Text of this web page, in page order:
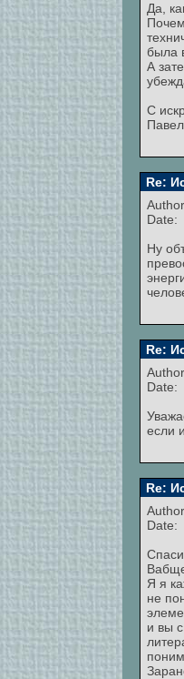
Да,
была
А
С
Павел.
Re:
Date:
Ну
Re:
Date:
если
Re:
Date:
Я я
не
и вы